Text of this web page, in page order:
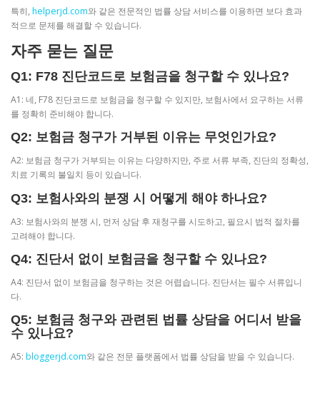
특히, helperjd.com와 같은 전문적인 법률 상담 서비스를 이용하면 보다 효과
적으로 문제를 해결할 수 있습니다.
자주 묻는 질문
Q1: F78 진단코드로 보험금을 청구할 수 있나요?
A1: 네, F78 진단코드로 보험금을 청구할 수 있지만, 보험사에서 요구하는 서류
를 정확히 준비해야 합니다.
Q2: 보험금 청구가 거부된 이유는 무엇인가요?
A2: 보험금 청구가 거부되는 이유는 다양하지만, 주로 서류 부족, 진단의 정확성,
치료 기록의 불일치 등이 있습니다.
Q3: 보험사와의 분쟁 시 어떻게 해야 하나요?
A3: 보험사와의 분쟁 시, 먼저 상담 후 재청구를 시도하고, 필요시 법적 절차를
고려해야 합니다.
Q4: 진단서 없이 보험금을 청구할 수 있나요?
A4: 진단서 없이 보험금을 청구하는 것은 어렵습니다. 진단서는 필수 서류입니
다.
Q5: 보험금 청구와 관련된 법률 상담을 어디서 받을
수 있나요?
A5: bloggerjd.com와 같은 전문 플랫폼에서 법률 상담을 받을 수 있습니다.